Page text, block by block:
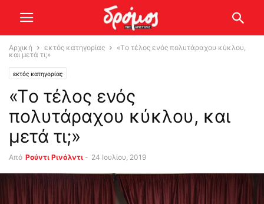
Αρχική εκτός κατηγορίας
«Tο τέλος ενός πολυτάραχου κύκλου,
και μετά τι;»
εκτός κατηγορίας
«Tο τέλος ενός
πολυτάραχου κύκλου, και
μετά τι;»
Από Ρούντι Ρινάλντι - 24 Ιουλίου, 2019